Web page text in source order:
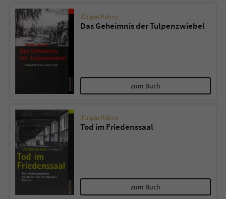
Jürgen Kehrer
Das Geheimnis der Tulpenzwiebel
zum Buch
Jürgen Kehrer
Tod im Friedenssaal
zum Buch